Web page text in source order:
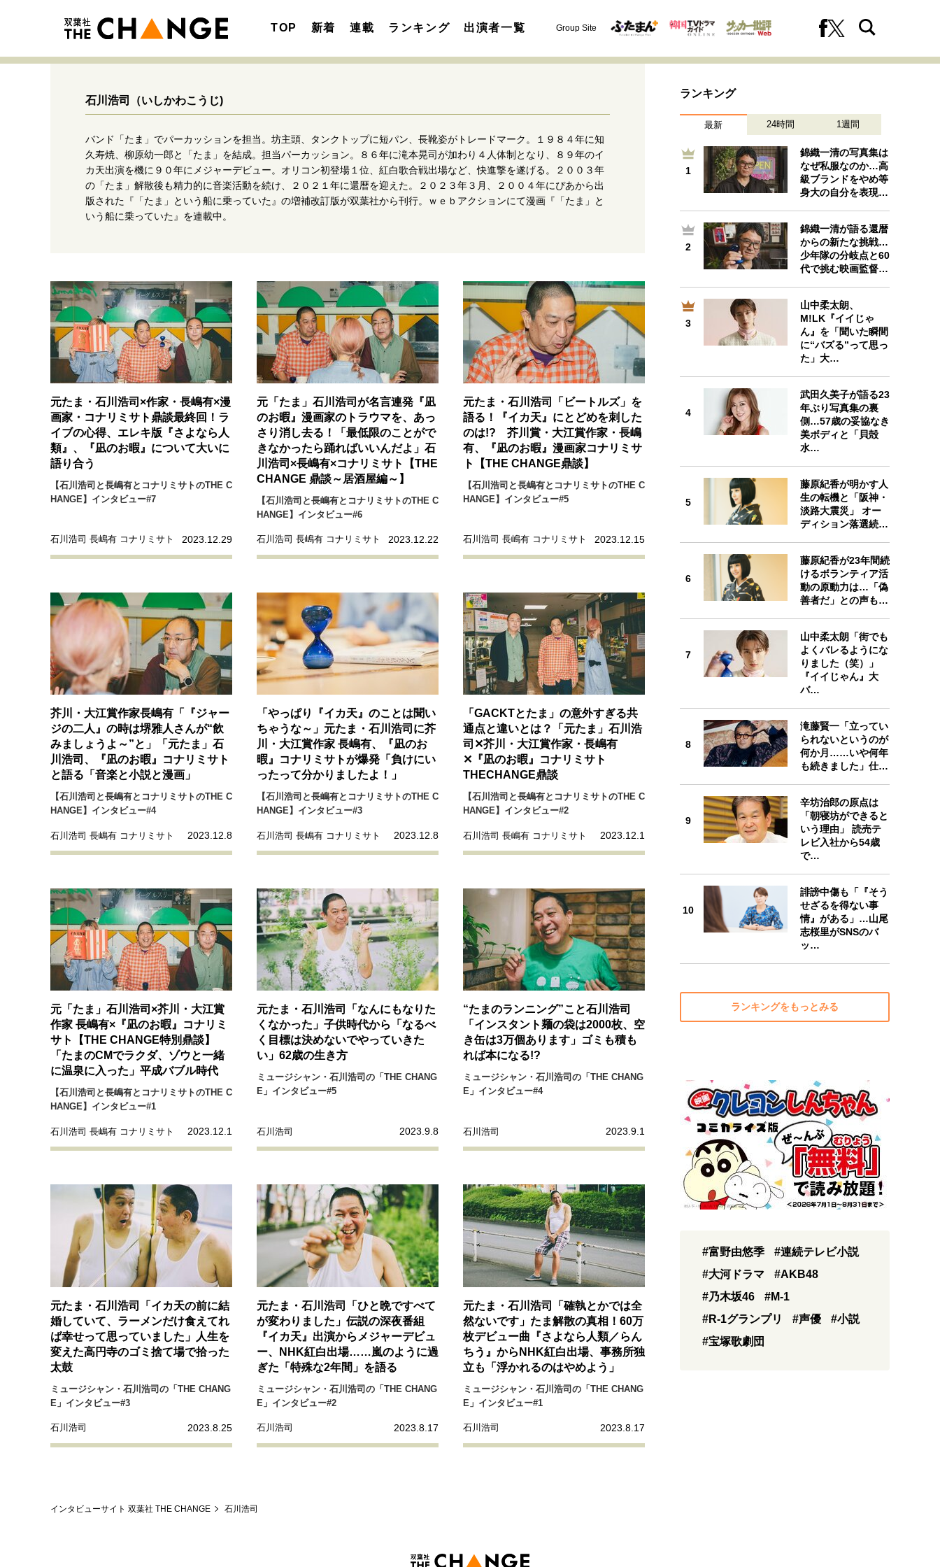
TOP 新着 連載 ランキング 出演者一覧 Group Site
SPECIAL 注目の記事テーマで探す
サイトの核・哲学 運命を変えた出会い 決断の裏側 挫折からの再起
プロフェッショナルの矜持
表現者の葛藤
人生が動いた日 10代の挫折と原点
ファーストキャリアを拓く
経営・ビジネス リーダーの流儀 変革の原動力 次世代へのバトン トップが描く未来
マインドセット 重圧との向き合い方 一流のルーティン 20代の現在地 忘れられない言葉
ライフスタイル・生き方 40代からの景色 50代のリアル 美しさの哲学 パートナーとの歩み方
親になるということ
病が教えてくれたこと
移住という選択 熱狂できるもの
一生モノの愛用品
私を彩るエッセンス
60代のネクストステージ 70代のグランドデザイン
社会・カルチャー・マネー 地域とつながる/お金との付き合い方
石川浩司 （いしかわこうじ)
バンド「たま」でパーカッションを担当。坊主頭、タンクトップに短パン、長靴姿がトレードマーク。１９８４年に知
久寿焼、柳原幼一郎と「たま」を結成。担当パーカッション。８６年に滝本晃司が加わり４人体制となり、８９年のイ
カ天出演を機に９０年にメジャーデビュー。オリコン初登場１位、紅白歌合戦出場など、快進撃を遂げる。２００３年
の「たま」解散後も精力的に音楽活動を続け、２０２１年に還暦を迎えた。２０２３年３月、２００４年にぴあから出
版された『「たま」という船に乗っていた』の増補改訂版が双葉社から刊行。ｗｅｂアクションにて漫画『「たま」と
いう船に乗っていた』を連載中。
元たま・石川浩司×作家・長嶋有×漫
画家・コナリミサト鼎談最終回！ラ
イブの心得、エレキ版『さよなら人
類』、『凪のお暇』について大いに
語り合う
【石川浩司と長嶋有とコナリミサトのTHE C
HANGE】インタビュー#7
石川浩司 長嶋有 コナリミサト 2023.12.29
元「たま」石川浩司が名言連発『凪
のお暇』漫画家のトラウマを、あっ
さり消し去る！「最低限のことがで
きなかったら踊ればいいんだよ」石
川浩司×長嶋有×コナリミサト【THE
CHANGE 鼎談～居酒屋編～】
【石川浩司と長嶋有とコナリミサトのTHE C
HANGE】インタビュー#6
石川浩司 長嶋有 コナリミサト 2023.12.22
元たま・石川浩司「ビートルズ」を
語る！『イカ天』にとどめを刺した
のは!? 芥川賞・大江賞作家・長嶋
有、『凪のお暇』漫画家コナリミサ
ト【THE CHANGE鼎談】
【石川浩司と長嶋有とコナリミサトのTHE C
HANGE】インタビュー#5
石川浩司 長嶋有 コナリミサト 2023.12.15
芥川・大江賞作家長嶋有「『ジャー
ジの二人』の時は堺雅人さんが“飲
みましょうよ～”と」「元たま」石
川浩司、『凪のお暇』コナリミサト
と語る「音楽と小説と漫画」
【石川浩司と長嶋有とコナリミサトのTHE C
HANGE】インタビュー#4
石川浩司 長嶋有 コナリミサト 2023.12.8
「やっぱり『イカ天』のことは聞い
ちゃうな～」元たま・石川浩司に芥
川・大江賞作家 長嶋有、『凪のお
暇』コナリミサトが爆発「負けにい
ったって分かりましたよ！」
【石川浩司と長嶋有とコナリミサトのTHE C
HANGE】インタビュー#3
石川浩司 長嶋有 コナリミサト 2023.12.8
「GACKTとたま」の意外すぎる共
通点と違いとは？「元たま」石川浩
司✕芥川・大江賞作家・長嶋有
✕『凪のお暇』コナリミサト
THECHANGE鼎談
【石川浩司と長嶋有とコナリミサトのTHE C
HANGE】インタビュー#2
石川浩司 長嶋有 コナリミサト 2023.12.1
元「たま」石川浩司×芥川・大江賞
作家 長嶋有×『凪のお暇』コナリミ
サト【THE CHANGE特別鼎談】
「たまのCMでラクダ、ゾウと一緒
に温泉に入った」平成バブル時代
【石川浩司と長嶋有とコナリミサトのTHE C
HANGE】インタビュー#1
石川浩司 長嶋有 コナリミサト 2023.12.1
元たま・石川浩司「なんにもなりた
くなかった」子供時代から「なるべ
く目標は決めないでやっていきた
い」62歳の生き方
ミュージシャン・石川浩司の「THE CHANG
E」インタビュー#5
石川浩司 2023.9.8
“たまのランニング”こと石川浩司
「インスタント麺の袋は2000枚、空
き缶は3万個あります」ゴミも積も
れば本になる!?
ミュージシャン・石川浩司の「THE CHANG
E」インタビュー#4
石川浩司 2023.9.1
元たま・石川浩司「イカ天の前に結
婚していて、ラーメンだけ食えてれ
ば幸せって思っていました」人生を
変えた高円寺のゴミ捨て場で拾った
太鼓
ミュージシャン・石川浩司の「THE CHANG
E」インタビュー#3
石川浩司 2023.8.25
元たま・石川浩司「ひと晩ですべて
が変わりました」伝説の深夜番組
『イカ天』出演からメジャーデビュ
ー、NHK紅白出場……嵐のように過
ぎた「特殊な2年間」を語る
ミュージシャン・石川浩司の「THE CHANG
E」インタビュー#2
石川浩司 2023.8.17
元たま・石川浩司「確執とかでは全
然ないです」たま解散の真相！60万
枚デビュー曲『さよなら人類／らん
ちう』からNHK紅白出場、事務所独
立も「浮かれるのはやめよう」
ミュージシャン・石川浩司の「THE CHANG
E」インタビュー#1
石川浩司 2023.8.17
インタビューサイト 双葉社 THE CHANGE 石川浩司
ランキング
最新 24時間 1週間
1
錦織一清の写真集は
なぜ私服なのか…高
級ブランドをやめ等
身大の自分を表現…
2
錦織一清が語る還暦
からの新たな挑戦…
少年隊の分岐点と60
代で挑む映画監督…
3
山中柔太朗、
M!LK『イイじゃ
ん』を「聞いた瞬間
に“バズる”って思っ
た」大…
4
武田久美子が語る23
年ぶり写真集の裏
側…57歳の妥協なき
美ボディと「貝殻
水…
5
藤原紀香が明かす人
生の転機と「阪神・
淡路大震災」 オー
ディション落選続…
6
藤原紀香が23年間続
けるボランティア活
動の原動力は…「偽
善者だ」との声も…
7
山中柔太朗「街でも
よくバレるようにな
りました（笑）」
『イイじゃん』大
バ…
8
滝藤賢一「立ってい
られないというのが
何か月……いや何年
も続きました」仕…
9
辛坊治郎の原点は
「朝寝坊ができると
いう理由」 読売テ
レビ入社から54歳
で…
10
誹謗中傷も「『そう
せざるを得ない事
情』がある」…山尾
志桜里がSNSのバ
ッ…
ランキングをもっとみる
#富野由悠季
#連続テレビ小説
#大河ドラマ
#AKB48
#乃木坂46
#M-1
#R-1グランプリ
#声優
#小説
#宝塚歌劇団